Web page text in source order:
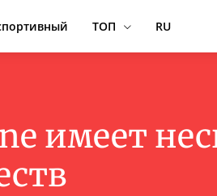
ТОП RU
имеет